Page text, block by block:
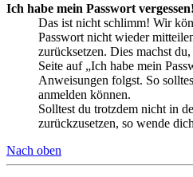
Ich habe mein Passwort vergessen!
Das ist nicht schlimm! Wir
Passwort nicht wieder
zurücksetzen. Dies machst
Seite auf „Ich habe mein
Anweisungen folgst. So
anmelden können.
Solltest du trotzdem nicht in
zurückzusetzen, so wende
Nach oben